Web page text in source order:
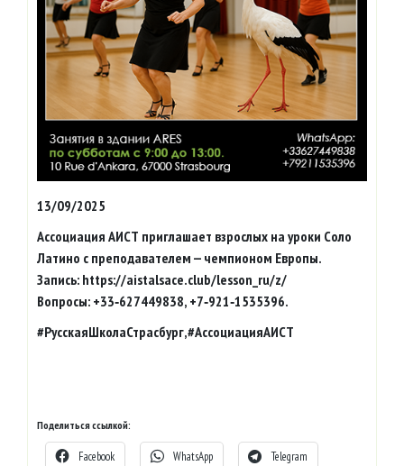
13/09/2025
Ассоциация АИСТ приглашает взрослых на уроки Соло
Латино с преподавателем — чемпионом Европы.
Запись: https://aistalsace.club/lesson_ru/z/
Вопросы: +33‑627449838, +7‑921‑1535396.
#РусскаяШколаСтрасбург,#АссоциацияАИСТ
Поделиться ссылкой:
Facebook WhatsApp Telegram